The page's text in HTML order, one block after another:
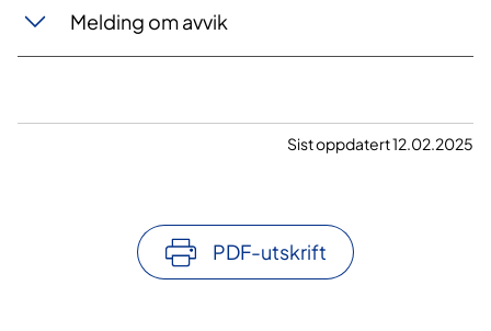
Melding om avvik
Sist oppdatert 12.02.2025
PDF-utskrift